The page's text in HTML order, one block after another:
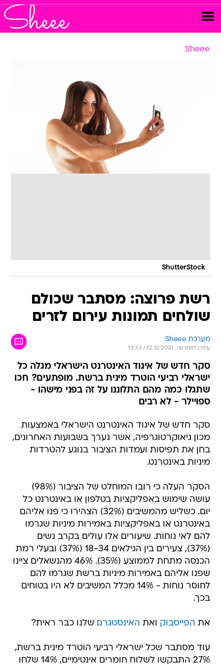
Sheee
ShutterStock
רשת פרוצה: מסתבר שכולם
שולחים תמונות עירום לזרים
מערכת Sheee
עודכן לאחרונה: 12.12.2021 / 13:33
סקר חדש של איגוד האינטרנט הישראלי מגלה כל
ישראלי רביעי הוטרד מינית ברשת. מופתעים? חכו
שתגלו כמה מהם התלוננו על זה בפני מישהו -
ספויילר - לא רבים
סקר חדש של איגוד האינטרנט הישראלי באמצעות
מכון גיאוקרטוגרפיה, אשר נערך בשבועות האחרונים,
בחן את תפיסות ועמדות הציבור בנוגע להטרדות
מיניות באינטרנט.
הסקר העלה כי רובו המוחלט של הציבור (98%)
עושה שימוש באפליקציות בטלפון או באינטרנט כל
יום. כשליש מהמשיבים (32%) הצהירו כי פנו אליהם
באינטרנט או באפליקציות באמירות מיניות שגרמו
להם לאי נוחות. שיעורים אלו עולים בקרב נשים
(37%), צעירים בין הגילאים 18-34 (37%) ובעלי רמת
הכנסה מתחת לממוצע (35%). 46% מהנשאלים ציינו
שפנו אליהם באמירות מיניות ברשת שגרמו להם
לחוסר נוחות - 14% מכלל המשיבים לא היו בטוחים
בכך.
את הפייסבוק ואת האינסטגרם שלנו כבר ראית?
עוד מסתבר שכל ישראלי רביעי הוטרד מינית ברשת,
27% התבקשו לשלוח חומרים אינטימיים, 14% שלחו